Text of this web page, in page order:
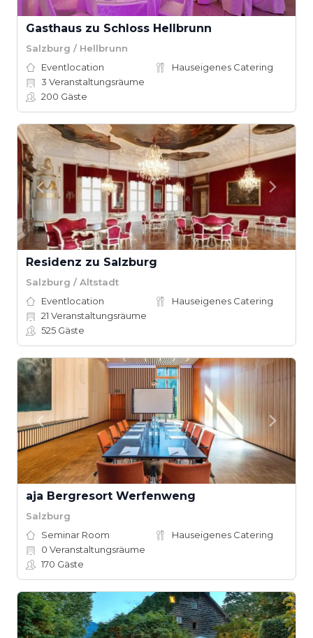
Gasthaus zu Schloss Hellbrunn
Salzburg / Hellbrunn
Eventlocation
Hauseigenes Catering
3 Veranstaltungsräume
200 Gäste
Residenz zu Salzburg
Salzburg / Altstadt
Eventlocation
Hauseigenes Catering
21 Veranstaltungsräume
525 Gäste
aja Bergresort Werfenweng
Salzburg
Seminar Room
Hauseigenes Catering
0 Veranstaltungsräume
170 Gäste